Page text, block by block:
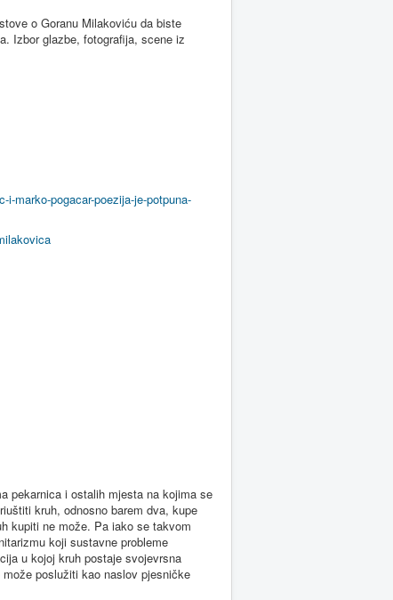
o Goranu Milakoviću da biste
Izbor glazbe, fotografija, scene iz
marko-pogacar-poezija-je-potpuna-
pekarnica i ostalih mjesta na kojima se
kruh, odnosno barem dva, kupe
kupiti ne može. Pa iako se takvom
koji sustavne probleme
u kojoj kruh postaje svojevrsna
poslužiti kao naslov pjesničke